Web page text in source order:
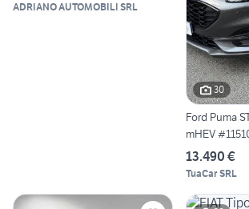
ADRIANO AUTOMOBILI SRL
30
Ford Puma
mHEV
13.490 €
TuaCar SRL